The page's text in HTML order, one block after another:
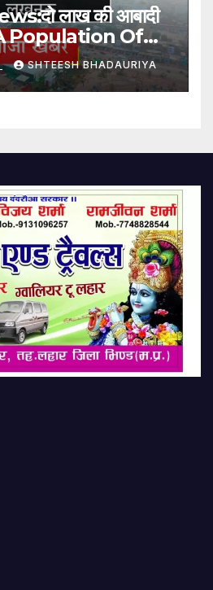
लाख की आबादी
A Population Of
Get Homes
SHTEESH BHADAURIYA